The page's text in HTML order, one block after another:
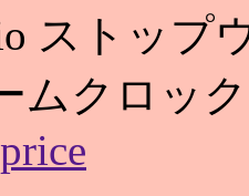
ストップ
ムクロッ